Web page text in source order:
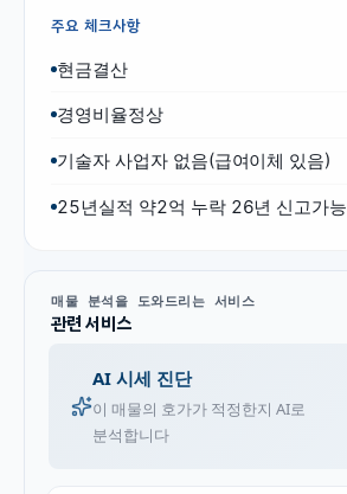
주요 체크사항
현금결산
경영비율정상
기술자 사업자 없음(급여이체 있음)
25년실적 약2억 누락 26년 신고가능
매물 분석을 도와드리는 서비스
관련 서비스
AI 시세 진단
이 매물의 호가가 적정한지 AI로
분석합니다